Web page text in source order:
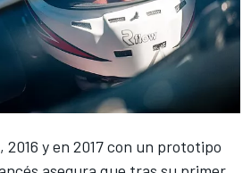
2016 y en 2017con un prototipo